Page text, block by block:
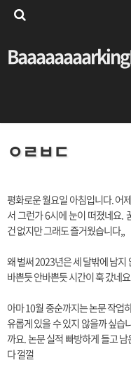
ㅇㄹㅂㄷ
평화로운 월요일 아침입니다. 어
서 그런가 6시에 눈이 떠졌네요.
건 없지만 그래도 즐거웠습니다,,
왜 벌써 2023년은 세 달밖에 남
바쁜듯 안바쁜듯 시간이 훅 갔네
아마 10월 중순까지는 논문 작업
유롭게 있을 수 있지 않을까 싶습
까요. 논문 실적 빠방하게 들고
다 껄껄